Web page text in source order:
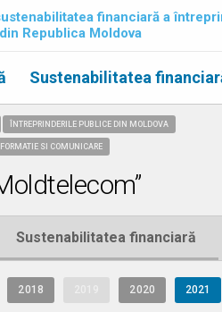
financiară a
Republica Moldova
Sustenabilitatea
ÎNTREPRINDERILE PUBLICE DIN MOLDOVA
SI COMUNICARE
Sustenabilitatea financiară
2018 2020 2021